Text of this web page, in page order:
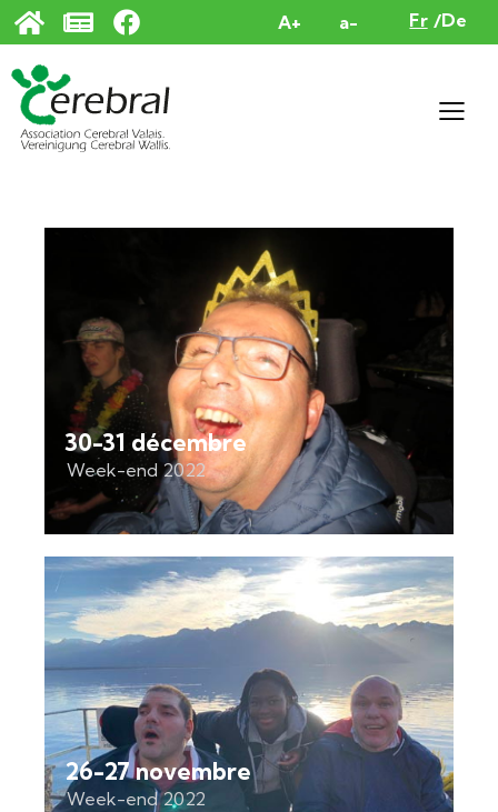
A+ a- Fr De
30-31 décembre
Week-end 2022
26-27 novembre
Week-end 2022
Panneau de gestion des cookies